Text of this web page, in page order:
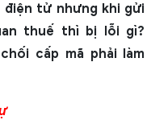
điện tử nhưng khi gửi
thuế thì bị lỗi gì?
cấp mã phải làm